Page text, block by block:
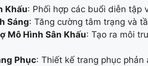
Khấu: Phối hợp các buổi diễn tập
Sáng: Tăng cường tâm trạng và
Mô Hình Sân Khấu: Tạo ra môi
Phục: Thiết kế trang phục phản